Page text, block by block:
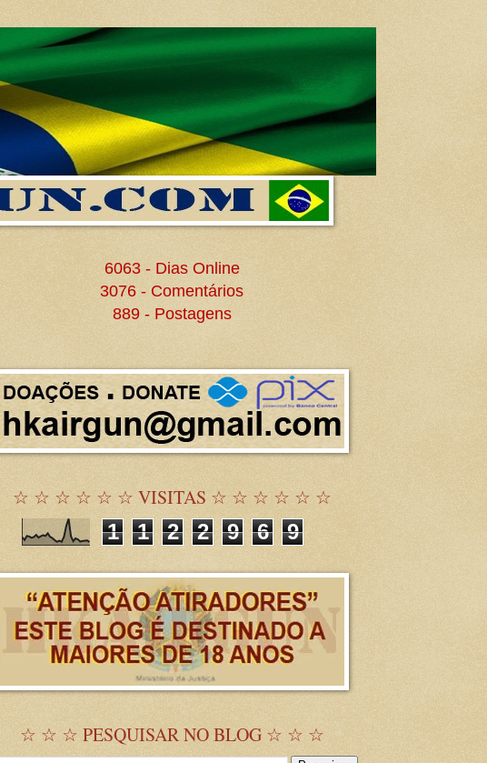
6063 - Dias Online
3076 - Comentários
889 - Postagens
☆ ☆ ☆ ☆ ☆ ☆ VISITAS ☆ ☆ ☆ ☆ ☆ ☆
1
1 2 2 9 6 9
☆ ☆ ☆ PESQUISAR NO BLOG ☆ ☆ ☆